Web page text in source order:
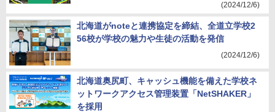
(2024/12/6)
北海道がnoteと連携協定を締結、全道立学校2
56校が学校の魅力や生徒の活動を発信
(2024/12/6)
北海道奥尻町、キャッシュ機能を備えた学校ネ
ットワークアクセス管理装置「NetSHAKER」
を採用